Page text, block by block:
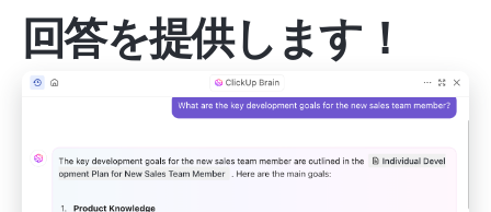
回答を提供します！